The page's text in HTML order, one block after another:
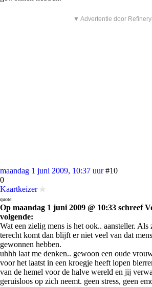
▼ Advertentie door
maandag 1 juni 2009, 10:37 uur #10
0
Kaartkeizer
quote:
Op maandag 1 juni 2009 @ 10:33 schreef
volgende:
Wat een zielig mens is het ook.. aansteller.
terecht komt dan blijft er niet veel van dat
gewonnen hebben.
uhhh laat me denken.. gewoon een oude
voor het laatst in een kroegje heeft lopen
van de hemel voor de halve wereld en jij
geruisloos op zich neemt. geen stress, geen